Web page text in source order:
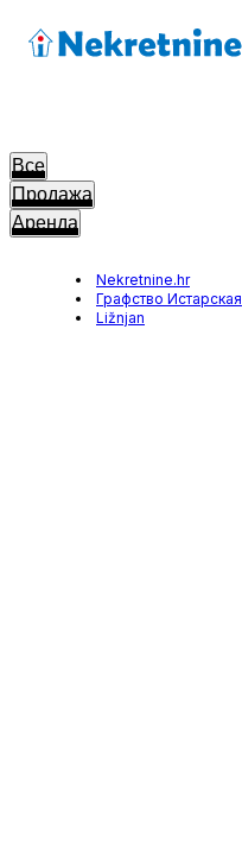
Все
Продажа
Аренда
Nekretnine.hr
Графство Истарская
Ližnjan